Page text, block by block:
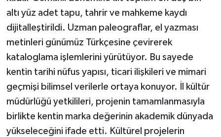
altı yüz adet tapu, tahrir ve mahkeme kaydı
dijitalleştirildi. Uzman paleograflar, el yazması
metinleri günümüz Türkçesine çevirerek
kataloglama işlemlerini yürütüyor. Bu sayede
kentin tarihi nüfus yapısı, ticari ilişkileri ve mimari
geçmişi bilimsel verilerle ortaya konuyor. İl kültür
müdürlüğü yetkilileri, projenin tamamlanmasıyla
birlikte kentin marka değerinin akademik dünyada
yükseleceğini ifade etti. Kültürel projelerin